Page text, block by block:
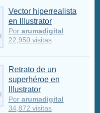
Vector hiperrealista
en Illustrator
Por arumadigital
22,950 visitas
Retrato de un
superhéroe en
Illustrator
Por arumadigital
34,872 visitas